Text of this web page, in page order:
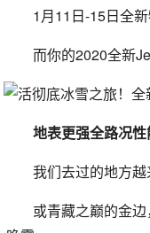
1月11日-15日全
而你的2020全新
地表更强全路况
我们去过的地方越
或青藏之巅的金